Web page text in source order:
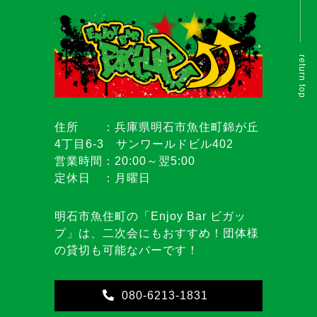
return top
住所 ：兵庫県明石市魚住町錦が丘
4丁目6-3 サンワールドビル402
営業時間：20:00～翌5:00
定休日 ：月曜日
明石市魚住町の「Enjoy Bar ビガッ
プ」は、二次会にもおすすめ！団体様
の貸切も可能なバーです！
080-6213-1831